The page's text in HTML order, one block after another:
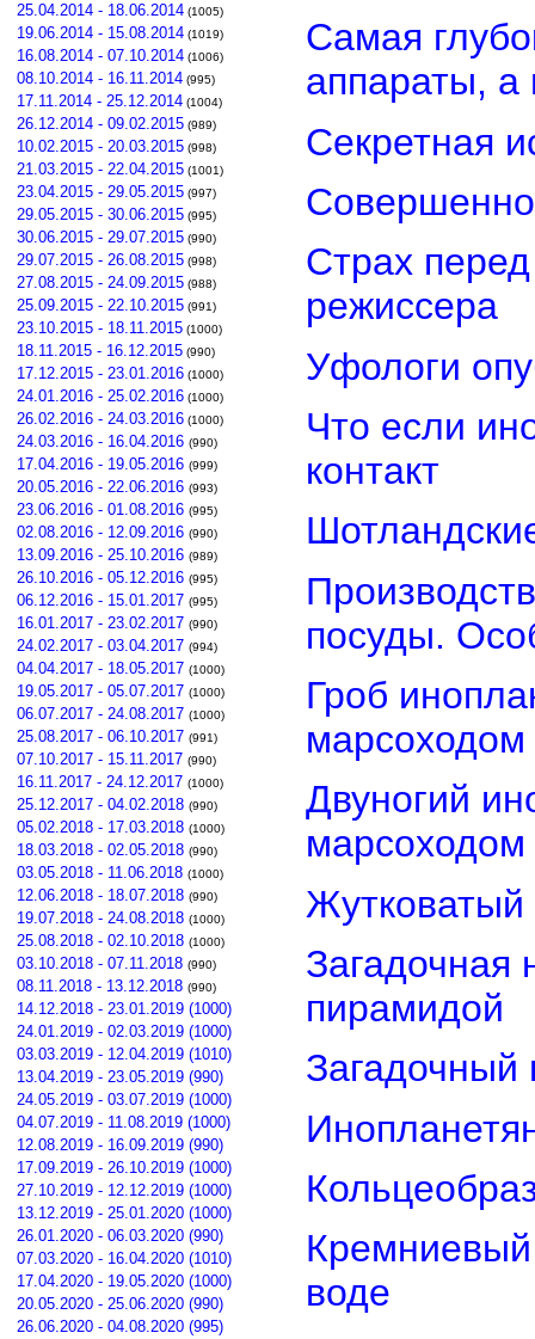
25.04.2014 - 18.06.2014 (1005)
19.06.2014 - 15.08.2014 (1019)
16.08.2014 - 07.10.2014 (1006)
08.10.2014 - 16.11.2014 (995)
17.11.2014 - 25.12.2014 (1004)
26.12.2014 - 09.02.2015 (989)
10.02.2015 - 20.03.2015 (998)
21.03.2015 - 22.04.2015 (1001)
23.04.2015 - 29.05.2015 (997)
29.05.2015 - 30.06.2015 (995)
30.06.2015 - 29.07.2015 (990)
29.07.2015 - 26.08.2015 (998)
27.08.2015 - 24.09.2015 (988)
25.09.2015 - 22.10.2015 (991)
23.10.2015 - 18.11.2015 (1000)
18.11.2015 - 16.12.2015 (990)
17.12.2015 - 23.01.2016 (1000)
24.01.2016 - 25.02.2016 (1000)
26.02.2016 - 24.03.2016 (1000)
24.03.2016 - 16.04.2016 (990)
17.04.2016 - 19.05.2016 (999)
20.05.2016 - 22.06.2016 (993)
23.06.2016 - 01.08.2016 (995)
02.08.2016 - 12.09.2016 (990)
13.09.2016 - 25.10.2016 (989)
26.10.2016 - 05.12.2016 (995)
06.12.2016 - 15.01.2017 (995)
16.01.2017 - 23.02.2017 (990)
24.02.2017 - 03.04.2017 (994)
04.04.2017 - 18.05.2017 (1000)
19.05.2017 - 05.07.2017 (1000)
06.07.2017 - 24.08.2017 (1000)
25.08.2017 - 06.10.2017 (991)
07.10.2017 - 15.11.2017 (990)
16.11.2017 - 24.12.2017 (1000)
25.12.2017 - 04.02.2018 (990)
05.02.2018 - 17.03.2018 (1000)
18.03.2018 - 02.05.2018 (990)
03.05.2018 - 11.06.2018 (1000)
12.06.2018 - 18.07.2018 (990)
19.07.2018 - 24.08.2018 (1000)
25.08.2018 - 02.10.2018 (1000)
03.10.2018 - 07.11.2018 (990)
08.11.2018 - 13.12.2018 (990)
14.12.2018 - 23.01.2019 (1000)
24.01.2019 - 02.03.2019 (1000)
03.03.2019 - 12.04.2019 (1010)
13.04.2019 - 23.05.2019 (990)
24.05.2019 - 03.07.2019 (1000)
04.07.2019 - 11.08.2019 (1000)
12.08.2019 - 16.09.2019 (990)
17.09.2019 - 26.10.2019 (1000)
27.10.2019 - 12.12.2019 (1000)
13.12.2019 - 25.01.2020 (1000)
26.01.2020 - 06.03.2020 (990)
07.03.2020 - 16.04.2020 (1010)
17.04.2020 - 19.05.2020 (1000)
20.05.2020 - 25.06.2020 (990)
26.06.2020 - 04.08.2020 (995)
Самая
аппараты, а
Секретная
Страх
режиссера
Уфологи
Что если
контакт
посуды.
Гроб
марсоходом
Двуногий
марсоходом
Загадочная
пирамидой
воде